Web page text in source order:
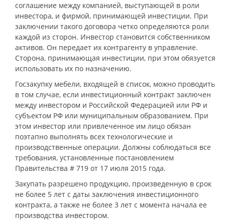
соглашение между компанией, выступающей в роли
инвестора, и фирмой, принимающей инвестиции. При
заключении такого договора четко определяются роли
каждой из сторон. Инвестор становится собственником
активов. Он передает их контрагенту в управление.
Сторона, принимающая инвестиции, при этом обязуется
использовать их по назначению.
Госзакупку мебели, входящей в список, можно проводить
в том случае, если инвестиционный контракт заключен
между инвестором и Российской Федерацией или РФ и
субъектом РФ или муниципальным образованием. При
этом инвестор или привлеченное им лицо обязан
поэтапно выполнять всех технологические и
производственные операции. Должны соблюдаться все
требования, установленные постановлением
Правительства # 719 от 17 июля 2015 года.
Закупать разрешено продукцию, произведенную в срок
не более 5 лет с даты заключения инвестиционного
контракта, а также не более 3 лет с момента начала ее
производства инвестором.